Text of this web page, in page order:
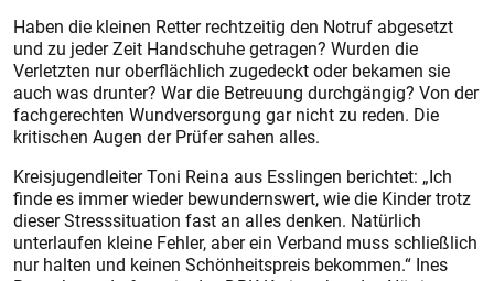
Haben die kleinen Retter rechtzeitig den Notruf abgesetzt
und zu jeder Zeit Handschuhe getragen? Wurden die
Verletzten nur oberflächlich zugedeckt oder bekamen sie
auch was drunter? War die Betreuung durchgängig? Von der
fachgerechten Wundversorgung gar nicht zu reden. Die
kritischen Augen der Prüfer sahen alles.
Kreisjugendleiter Toni Reina aus Esslingen berichtet: „Ich
finde es immer wieder bewundernswert, wie die Kinder trotz
dieser Stresssituation fast an alles denken. Natürlich
unterlaufen kleine Fehler, aber ein Verband muss schließlich
nur halten und keinen Schönheitspreis bekommen.“ Ines